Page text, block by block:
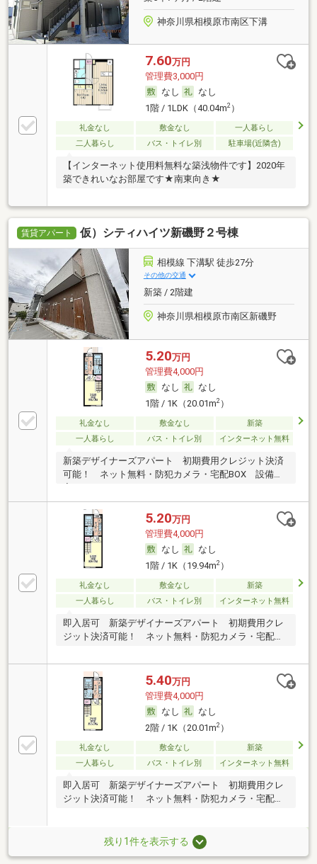
神奈川県相模原市南区下溝
7.60万円
管理費3,000円
なし
なし
1階 / 1LDK（40.04m2）
礼金なし 敷金なし
一人暮らし
二人暮らし
バス・トイレ別 駐車場(近隣含)
【インターネット使用料無料な築浅物件です】2020年
築できれいなお部屋です★南東向き★
賃貸アパート 仮）シティハイツ新磯野２号棟
相模線 下溝駅 徒歩27分
その他の交通
新築 / 2階建
神奈川県相模原市南区新磯野
5.20万円
管理費4,000円
なし
なし
1階 / 1K（20.01m2）
礼金なし 敷金なし
新築
一人暮らし
バス・トイレ別 インターネット無料
新築デザイナーズアパート 初期費用クレジット決済
可能！ ネット無料・防犯カメラ・宅配BOX 設備充
5.20万円
管理費4,000円
なし
なし
1階 / 1K（19.94m2）
礼金なし 敷金なし
新築
一人暮らし
バス・トイレ別 インターネット無料
即入居可 新築デザイナーズアパート 初期費用クレ
ジット決済可能！ ネット無料・防犯カメラ・宅配
5.40万円
管理費4,000円
なし
なし
2階 / 1K（20.01m2）
礼金なし 敷金なし
新築
一人暮らし
バス・トイレ別 インターネット無料
即入居可 新築デザイナーズアパート 初期費用クレ
ジット決済可能！ ネット無料・防犯カメラ・宅配
残り1件を表示する